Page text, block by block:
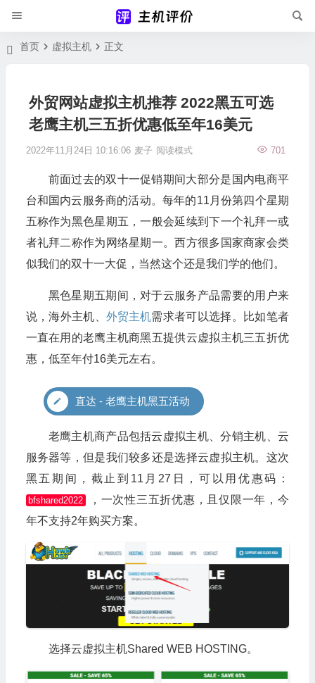
首页 虚拟主机 正文
外贸网站虚拟主机推荐 2022黑五可选
老鹰主机三五折优惠低至年16美元
2022年11月24日 10:16:06 麦子 701
阅读模式
前面过去的双十一促销期间大部分是国内电商平
台和国内云服务商的活动。每年的11月份第四个星期
五称作为黑色星期五，一般会延续到下一个礼拜一或
者礼拜二称作为网络星期一。西方很多国家商家会类
似我们的双十一大促，当然这个还是我们学的他们。
黑色星期五期间，对于云服务产品需要的用户来
说，海外主机、 外贸主机需求者可以选择。比如笔者
一直在用的老鹰主机商黑五提供云虚拟主机三五折优
惠，低至年付16美元左右。
直达 - 老鹰主机黑五活动
老鹰主机商产品包括云虚拟主机、分销主机、云
服务器等，但是我们较多还是选择云虚拟主机。这次
黑五期间，截止到11月27日，可以用优惠码：
bfshared2022
，一次性三五折优惠，且仅限一年，今
年不支持2年购买方案。
选择云虚拟主机Shared WEB HOSTING。